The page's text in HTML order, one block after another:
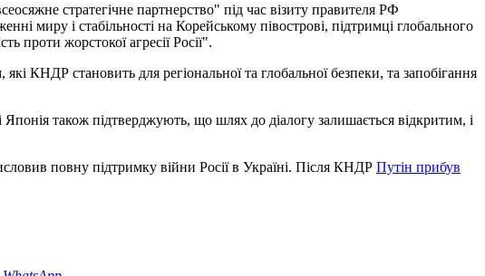
стратегічне партнерство" під час візиту правителя РФ
миру і стабільності на Корейському півострові, підтримці глобального
проти жорстокої агресії Росії".
КНДР становить для регіональної та глобальної безпеки, та запобігання
також підтверджують, що шлях до діалогу залишається відкритим, і
повну підтримку війни Росії в Україні. Після КНДР Путін прибув